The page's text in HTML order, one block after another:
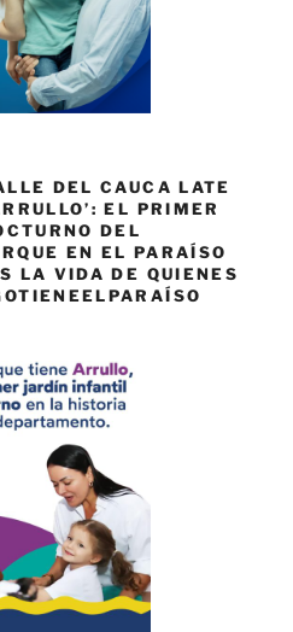
DEL CAUCA LATE
EL PRIMER
DEL
EN EL PARAÍSO
LA VIDA DE QUIENES